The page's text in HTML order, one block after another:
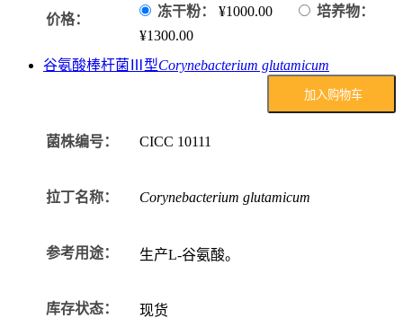
价格：
冻干粉： ¥1000.00
培养物：
¥1300.00
谷氨酸棒杆菌Ⅲ型Corynebacterium glutamicum
加入购物车
菌株编号： CICC 10111
拉丁名称： Corynebacterium glutamicum
参考用途： 生产L-谷氨酸。
库存状态： 现货